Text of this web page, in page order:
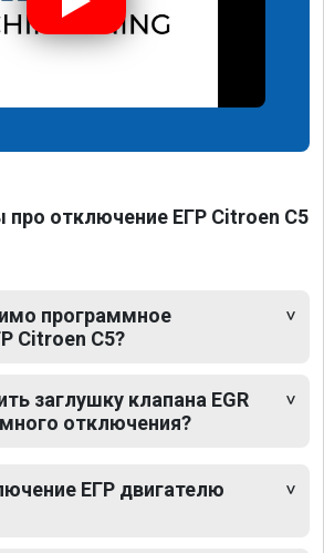
отключение ЕГР Citroen C5
программное
Citroen C5?
заглушку клапана EGR
отключения?
ЕГР двигателю